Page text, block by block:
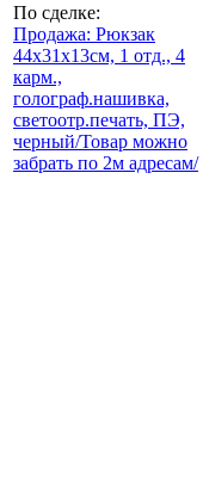
По сделке:
Продажа: Рюкзак
44x31x13см, 1 отд., 4
карм.,
голограф.нашивка,
светоотр.печать, ПЭ,
черный/Товар можно
забрать по 2м адресам/